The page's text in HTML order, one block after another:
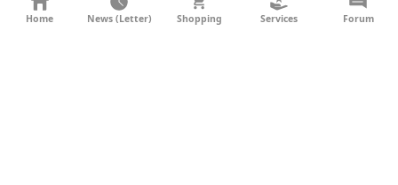
KONTAKT
Home News (Letter) Shopping Services Forum